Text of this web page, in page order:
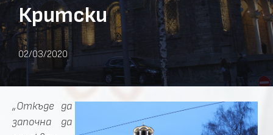
Критски
02/03/2020
„Откъде да
започна да